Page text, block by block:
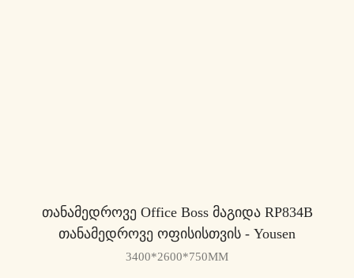
Თანამედროვე Office Boss Მაგიდა RP834B
Თანამედროვე Ოფისისთვის - Yousen
3400*2600*750MM